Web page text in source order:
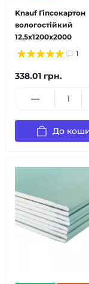
Knauf Гіпсокартон
вологостійкий
12,5х1200х2000
1
338.01 грн.
До